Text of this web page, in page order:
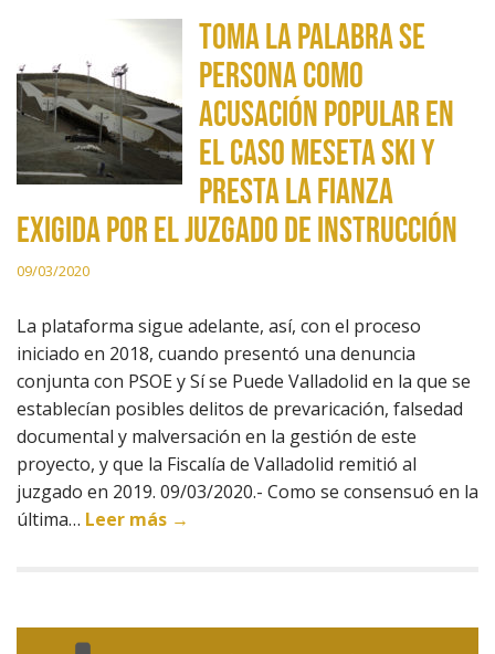
Toma la Palabra se
persona como
acusación popular en
el caso Meseta Ski y
presta la fianza
exigida por el Juzgado de Instrucción
09/03/2020
La plataforma sigue adelante, así, con el proceso
iniciado en 2018, cuando presentó una denuncia
conjunta con PSOE y Sí se Puede Valladolid en la que se
establecían posibles delitos de prevaricación, falsedad
documental y malversación en la gestión de este
proyecto, y que la Fiscalía de Valladolid remitió al
juzgado en 2019. 09/03/2020.- Como se consensuó en la
última… Leer más →